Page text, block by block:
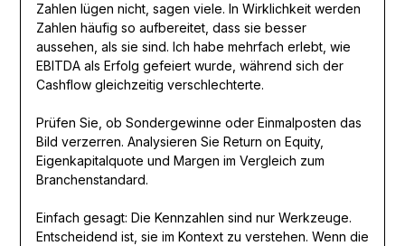
Zahlen lügen nicht, sagen viele. In Wirklichkeit werden
Zahlen häufig so aufbereitet, dass sie besser
aussehen, als sie sind. Ich habe mehrfach erlebt, wie
EBITDA als Erfolg gefeiert wurde, während sich der
Cashflow gleichzeitig verschlechterte.
Prüfen Sie, ob Sondergewinne oder Einmalposten das
Bild verzerren. Analysieren Sie Return on Equity,
Eigenkapitalquote und Margen im Vergleich zum
Branchenstandard.
Einfach gesagt: Die Kennzahlen sind nur Werkzeuge.
Entscheidend ist, sie im Kontext zu verstehen. Wenn die